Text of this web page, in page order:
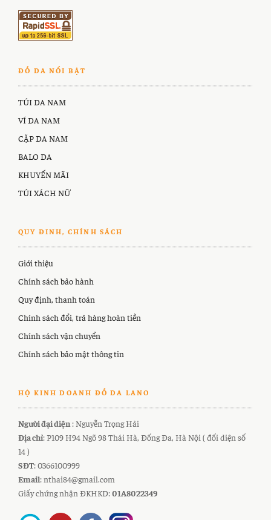
ĐỒ DA NỔI BẬT
TÚI DA NAM
VÍ DA NAM
CẶP DA NAM
BALO DA
KHUYẾN MÃI
TÚI XÁCH NỮ
QUY ĐINH, CHÍNH SÁCH
Giới thiệu
Chính sách bảo hành
Quy định, thanh toán
Chính sách đổi, trả hàng hoàn tiền
Chính sách vận chuyển
Chính sách bảo mật thông tin
HỘ KINH DOANH ĐỒ DA LANO
Người đại diện : Nguyễn Trọng Hải
Địa chỉ: P109 H94 Ngõ 98 Thái Hà, Đống Đa, Hà Nội ( đối diện số
14 )
SĐT: 0366100999
Email: nthai84@gmail.com
Giấy chứng nhận ĐKHKD:01A8022349